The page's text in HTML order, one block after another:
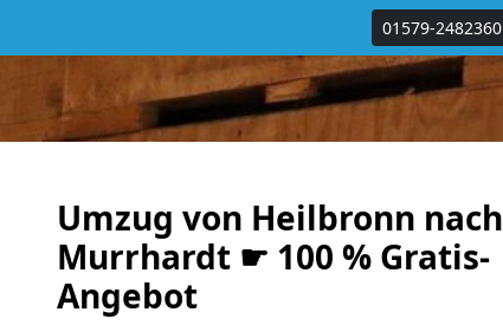
01579-2482360
Umzug von Heilbronn nach
Murrhardt ☛ 100 % Gratis-
Angebot